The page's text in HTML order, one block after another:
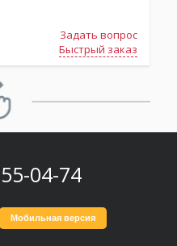
Задать вопрос
Быстрый заказ
04-74
Мобильная версия